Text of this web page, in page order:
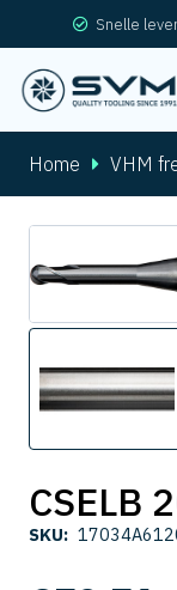
Snelle
Home VHM
CSELB
SKU: